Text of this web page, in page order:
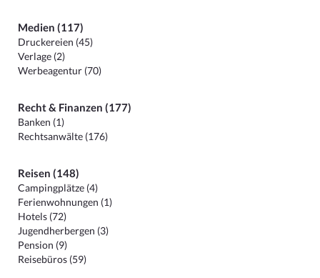
Medien (117)
Druckereien (45)
Verlage (2)
Werbeagentur (70)
Recht & Finanzen (177)
Banken (1)
Rechtsanwälte (176)
Reisen (148)
Campingplätze (4)
Ferienwohnungen (1)
Hotels (72)
Jugendherbergen (3)
Pension (9)
Reisebüros (59)